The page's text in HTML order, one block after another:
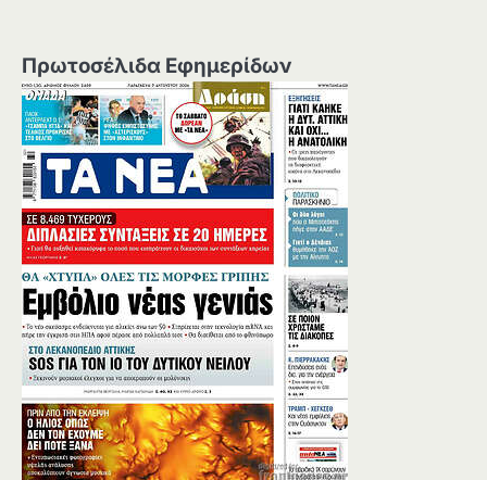
Πρωτοσέλιδα Εφημερίδων